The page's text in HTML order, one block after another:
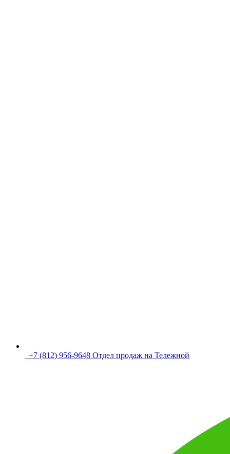
+7 (812) 956-9648 Отдел продаж на Тележной